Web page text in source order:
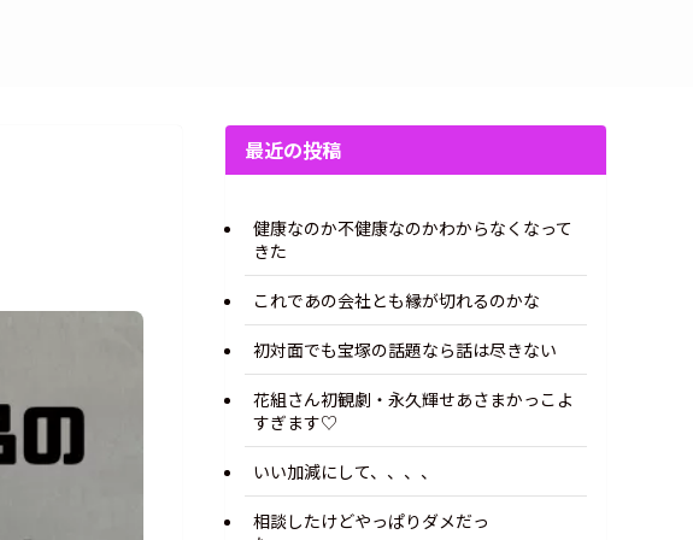
最近の投稿
健康なのか不健康なのかわからなくなって
きた
これであの会社とも縁が切れるのかな
初対面でも宝塚の話題なら話は尽きない
花組さん初観劇・永久輝せあさまかっこよ
すぎます♡
いい加減にして、、、、
相談したけどやっぱりダメだっ